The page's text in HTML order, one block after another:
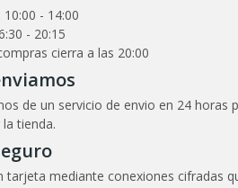
- 14:00
- 20:15
cierra a las 20:00
de un servicio de envio en 24 horas
tienda.
tarjeta mediante conexiones cifradas